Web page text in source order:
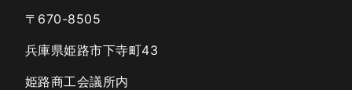
〒670-8505
兵庫県姫路市下寺町43
姫路商工会議所内